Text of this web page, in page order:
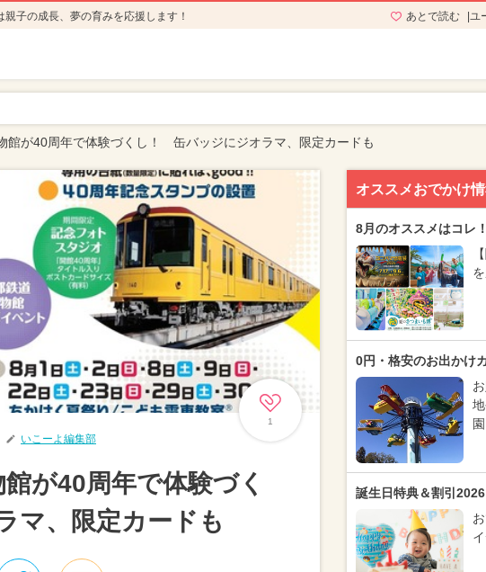
子の成長、夢の育みを応援します！ あとで読む ユ
館が40周年で体験づくし！ 缶バッジにジオラマ、限定カードも
1
いこーよ編集部
が40周年で体験づく
マ、限定カードも
オススメおでかけ
8月のオススメはコレ！
0円・格安のお出かけ
誕生日特典＆割引2026